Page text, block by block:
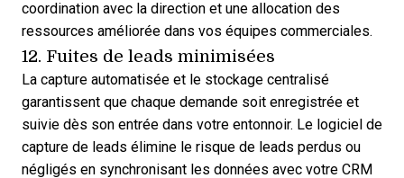
coordination avec la direction et une allocation des
ressources améliorée dans vos équipes commerciales.
12. Fuites de leads minimisées
La capture automatisée et le stockage centralisé
garantissent que chaque demande soit enregistrée et
suivie dès son entrée dans votre entonnoir. Le logiciel de
capture de leads élimine le risque de leads perdus ou
négligés en synchronisant les données avec votre CRM